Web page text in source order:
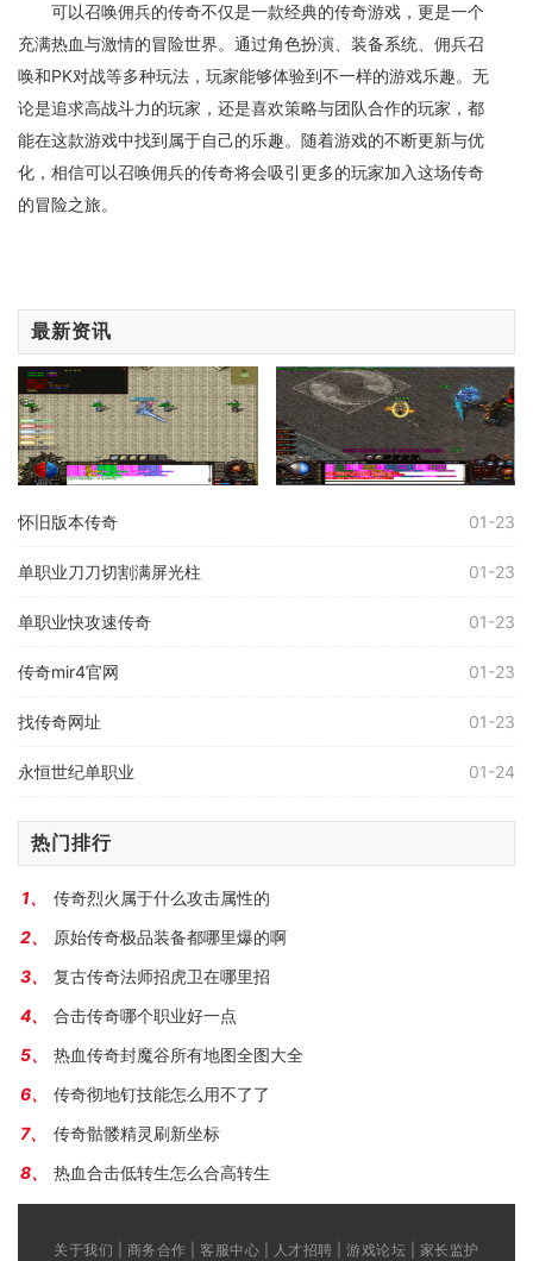
可以召唤佣兵的传奇不仅是一款经典的传奇游戏，更是一个
充满热血与激情的冒险世界。通过角色扮演、装备系统、佣兵召
唤和PK对战等多种玩法，玩家能够体验到不一样的游戏乐趣。无
论是追求高战斗力的玩家，还是喜欢策略与团队合作的玩家，都
能在这款游戏中找到属于自己的乐趣。随着游戏的不断更新与优
化，相信可以召唤佣兵的传奇将会吸引更多的玩家加入这场传奇
的冒险之旅。
最新资讯
怀旧版本传奇 01-23
单职业刀刀切割满屏光柱 01-23
单职业快攻速传奇 01-23
传奇mir4官网 01-23
找传奇网址 01-23
永恒世纪单职业 01-24
热门排行
传奇烈火属于什么攻击属性的
原始传奇极品装备都哪里爆的啊
复古传奇法师招虎卫在哪里招
合击传奇哪个职业好一点
热血传奇封魔谷所有地图全图大全
传奇彻地钉技能怎么用不了了
传奇骷髅精灵刷新坐标
热血合击低转生怎么合高转生
关于我们 | 商务合作 | 客服中心 | 人才招聘 | 游戏论坛 | 家长监护